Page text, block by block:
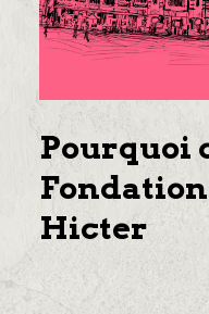
Pourquoi
Hicter